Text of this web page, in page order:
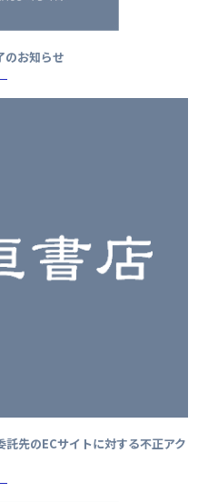
のお知らせ
託先のECサイトに対する不正アク